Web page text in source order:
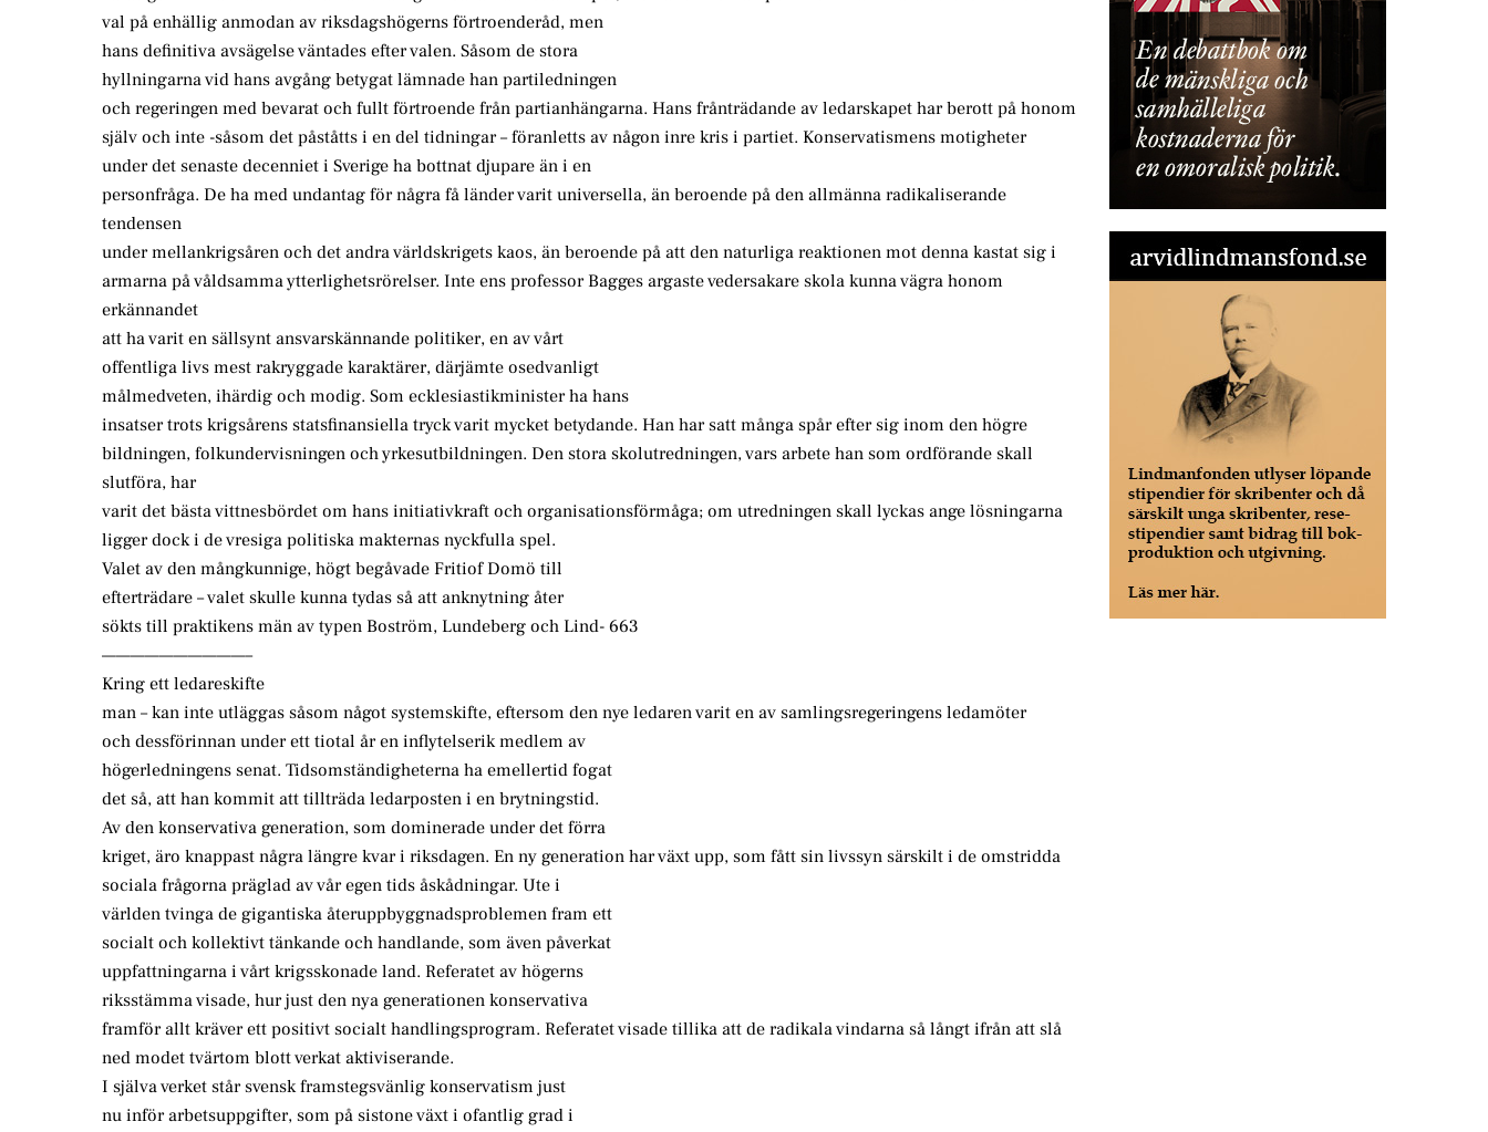
val på enhällig anmodan av riksdagshögerns förtroenderåd, men
hans definitiva avsägelse väntades efter valen. Såsom de stora
hyllningarna vid hans avgång betygat lämnade han partiledningen
och regeringen med bevarat och fullt förtroende från partianhängarna. Hans frånträdande av ledarskapet har berott på honom
själv och inte -såsom det påståtts i en del tidningar – föranletts av någon inre kris i partiet. Konservatismens motigheter
under det senaste decenniet i Sverige ha bottnat djupare än i en
personfråga. De ha med undantag för några få länder varit universella, än beroende på den allmänna radikaliserande
tendensen
under mellankrigsåren och det andra världskrigets kaos, än beroende på att den naturliga reaktionen mot denna kastat sig i
armarna på våldsamma ytterlighetsrörelser. Inte ens professor Bagges argaste vedersakare skola kunna vägra honom
erkännandet
att ha varit en sällsynt ansvarskännande politiker, en av vårt
offentliga livs mest rakryggade karaktärer, därjämte osedvanligt
målmedveten, ihärdig och modig. Som ecklesiastikminister ha hans
insatser trots krigsårens statsfinansiella tryck varit mycket betydande. Han har satt många spår efter sig inom den högre
bildningen, folkundervisningen och yrkesutbildningen. Den stora skolutredningen, vars arbete han som ordförande skall
slutföra, har
varit det bästa vittnesbördet om hans initiativkraft och organisationsförmåga; om utredningen skall lyckas ange lösningarna
ligger dock i de vresiga politiska makternas nyckfulla spel.
Valet av den mångkunnige, högt begåvade Fritiof Domö till
efterträdare – valet skulle kunna tydas så att anknytning åter
sökts till praktikens män av typen Boström, Lundeberg och Lind- 663
——————————–
Kring ett ledareskifte
man – kan inte utläggas såsom något systemskifte, eftersom den nye ledaren varit en av samlingsregeringens ledamöter
och dessförinnan under ett tiotal år en inflytelserik medlem av
högerledningens senat. Tidsomständigheterna ha emellertid fogat
det så, att han kommit att tillträda ledarposten i en brytningstid.
Av den konservativa generation, som dominerade under det förra
kriget, äro knappast några längre kvar i riksdagen. En ny generation har växt upp, som fått sin livssyn särskilt i de omstridda
sociala frågorna präglad av vår egen tids åskådningar. Ute i
världen tvinga de gigantiska återuppbyggnadsproblemen fram ett
socialt och kollektivt tänkande och handlande, som även påverkat
uppfattningarna i vårt krigsskonade land. Referatet av högerns
riksstämma visade, hur just den nya generationen konservativa
framför allt kräver ett positivt socialt handlingsprogram. Referatet visade tillika att de radikala vindarna så långt ifrån att slå
ned modet tvärtom blott verkat aktiviserande.
I själva verket står svensk framstegsvänlig konservatism just
nu inför arbetsuppgifter, som på sistone växt i ofantlig grad i